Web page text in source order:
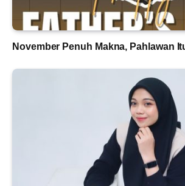
November Penuh Makna, Pahlawan